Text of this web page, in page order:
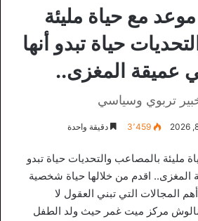
موعد مع حياة مليئة
حياة تبدو أنها
عميقة المغزى..
تربوي وسياسي
3٬459 دقيقة واحدة
مليئة بالمصاعب والتحديات حياة تبدو
المغزى.. اقدم من خلالها حياة شخصية
المجالات التي تبني العقول لا
مركز ميت غمر حيث ولد الطفل